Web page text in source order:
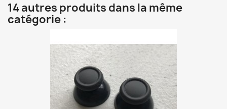
14 autres produits dans la même
catégorie :